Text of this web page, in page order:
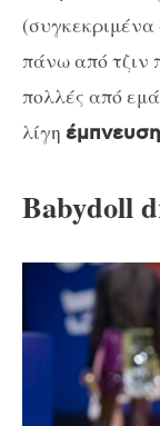
πάνω από τζιν
πολλές από
λίγη έμπνευση
Babydoll